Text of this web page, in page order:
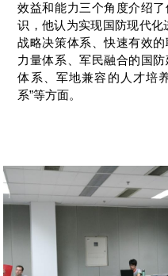
效益和能力三个角度介绍
识，他认为实现国防现代化
战略决策体系、快速有效
力量体系、军民融合的国
体系、军地兼容的人才培
系”等方面。